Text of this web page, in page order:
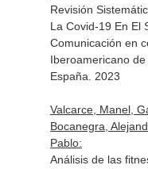
Revisión
La Covid-19 En El
Comunicación en
Iberoamericano
España. 2023
Valcarce, Manel,
Bocanegra,
Pablo:
Análisis de las